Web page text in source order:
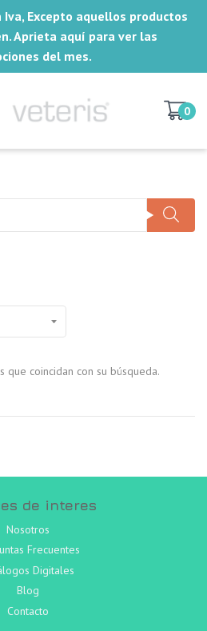
Iva, Excepto aquellos productos
Aprieta aquí para ver las
del mes.
0
que coincidan con su búsqueda.
de interes
Nosotros
Frecuentes
Digitales
Blog
Contacto